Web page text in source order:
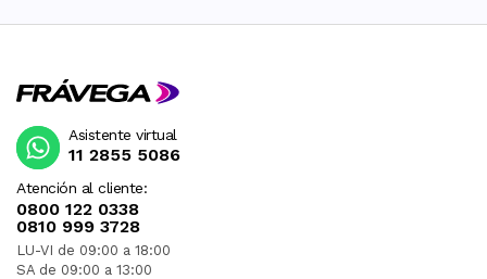
Atención al cliente:
0800 122 0338
0810 999 3728
LU-VI de 09:00 a 18:00
SA de 09:00 a 13:00
Asistente virtual
11 2855 5086